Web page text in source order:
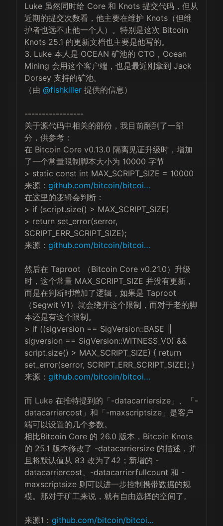
Luke 虽然同时给 Core 和 Knots 提交代码，但从
近期的提交次数看，他主要在维护 Knots（但维
护者也远不止他一个人）。特别是这次 Bitcoin
Knots 25.1 的更新文档也主要是他写的。
3. Luke 本人是 OCEAN 矿池的 CTO，Ocean
Mining 会用这个客户端，也是最近刚拿到 Jack
Dorsey 支持的矿池。
（由 @fishkiller 提供的信息）
-----------------
关于源代码中相关的部份，我目前翻到了一部
分，供参考：
在 Bitcoin Core v0.13.0 隔离见证升级时，增加
了一个常量限制脚本大小为 10000 字节
> static const int MAX_SCRIPT_SIZE = 10000
来源： github.com/bitcoin/bitcoi…
在这里的逻辑会判断：
> if (script.size() > MAX_SCRIPT_SIZE)
> return set_error(serror,
SCRIPT_ERR_SCRIPT_SIZE);
来源： github.com/bitcoin/bitcoi…
然后在 Taproot （Bitcoin Core v0.21.0）升级
时，这个常量 MAX_SCRIPT_SIZE 并没有更新，
而是在判断时增加了逻辑，如果是 Taproot
（Segwit V1）就会绕开这个限制，而对于老的脚
本还是有这个限制。
> if ((sigversion == SigVersion::BASE ||
sigversion == SigVersion::WITNESS_V0) &&
script.size() > MAX_SCRIPT_SIZE) { return
set_error(serror, SCRIPT_ERR_SCRIPT_SIZE); }
来源： github.com/bitcoin/bitcoi…
而 Luke 在推特提到的「-datacarriersize」、「-
datacarriercost」和「-maxscriptsize」是客户
端可以设置的几个参数。
相比Bitcoin Core 的 26.0 版本，Bitcoin Knots
的 25.1 版本修改了 -datacarriersize 的描述，并
且将默认值从 83 改为了42；新增的 -
datacarriercost、-datacarrierfullcount 和 -
maxscriptsize 则可以进一步控制携带数据的规
模。那对于矿工来说，就有自由选择的空间了。
来源1： github.com/bitcoin/bitcoi…